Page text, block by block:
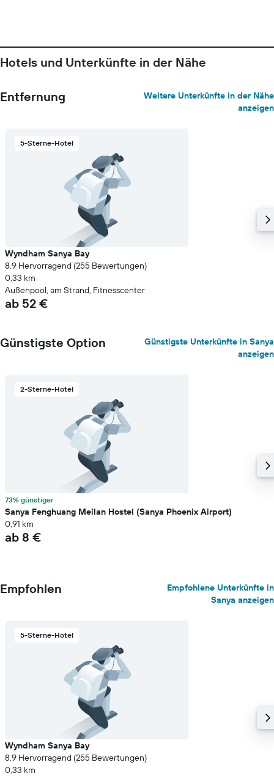
Hotels und Unterkünfte in der Nähe
Entfernung
Weitere Unterkünfte in der Nähe
anzeigen
5-Sterne-Hotel
Wyndham Sanya Bay
8.9 Hervorragend (255 Bewertungen)
0,33 km
Außenpool, am Strand, Fitnesscenter
ab 52 €
Günstigste Option
Günstigste Unterkünfte in Sanya
anzeigen
2-Sterne-Hotel
73% günstiger
Sanya Fenghuang Meilan Hostel (Sanya Phoenix Airport)
0,91 km
ab 8 €
Empfohlen
Empfohlene Unterkünfte in
Sanya anzeigen
5-Sterne-Hotel
Wyndham Sanya Bay
8.9 Hervorragend (255 Bewertungen)
0,33 km